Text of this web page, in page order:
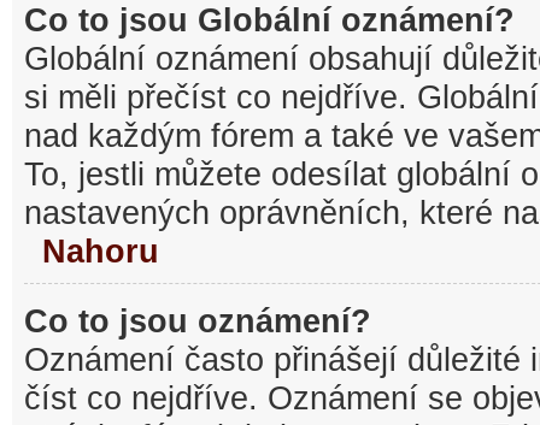
Co to jsou Globální oznámení?
Globální oznámení obsahují
si měli přečíst co nejdříve.
nad každým fórem a také ve
To, jestli můžete odesílat globální
nastavených oprávněních, které
Nahoru
Co to jsou oznámení?
Oznámení často přinášejí důležité
číst co nejdříve. Oznámení se